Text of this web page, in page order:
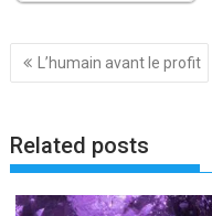
Navigation
de
L’humain avant le profit
Related posts